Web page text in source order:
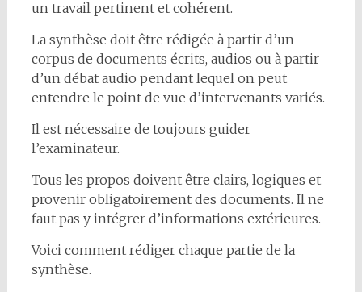
un travail pertinent et cohérent.
La synthèse doit être rédigée à partir d’un
corpus de documents écrits, audios ou à partir
d’un débat audio pendant lequel on peut
entendre le point de vue d’intervenants variés.
Il est nécessaire de toujours guider
l’examinateur.
Tous les propos doivent être clairs, logiques et
provenir obligatoirement des documents. Il ne
faut pas y intégrer d’informations extérieures.
Voici comment rédiger chaque partie de la
synthèse.